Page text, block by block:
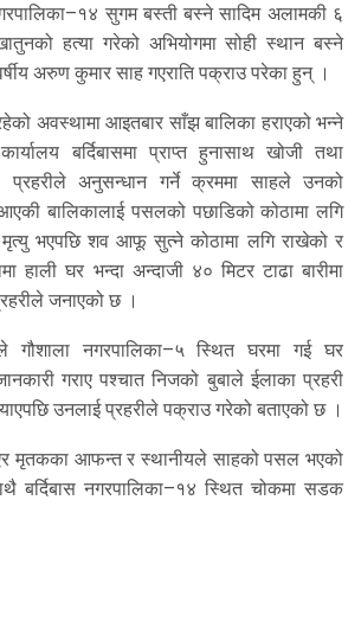
सुगम बस्ती बस्ने सादिम अलामकी ६
खातुनको हत्या गरेको अभियोगमा सोही स्थान बस्ने
अरुण कुमार साह गएराति पक्राउ परेका हुन् ।
अवस्थामा आइतबार साँझ बालिका हराएको भन्ने
बर्दिबासमा प्राप्त हुनासाथ खोजी तथा
प्रहरीले अनुसन्धान गर्ने क्रममा साहले उनको
बालिकालाई पसलको पछाडिको कोठामा लगि
मृत्यु भएपछि शव आफू सुत्ने कोठामा लगि राखेको र
हाली घर भन्दा अन्दाजी ४० मिटर टाढा बारीमा
जनाएको छ ।
नगरपालिका–५ स्थित घरमा गई घर
गराए पश्चात निजको बुबाले ईलाका प्रहरी
उनलाई प्रहरीले पक्राउ गरेको बताएको छ ।
मृतकका आफन्त र स्थानीयले साहको पसल भएको
बर्दिबास नगरपालिका–१४ स्थित चोकमा सडक